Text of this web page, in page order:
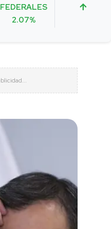
FEDERALES
2.07%